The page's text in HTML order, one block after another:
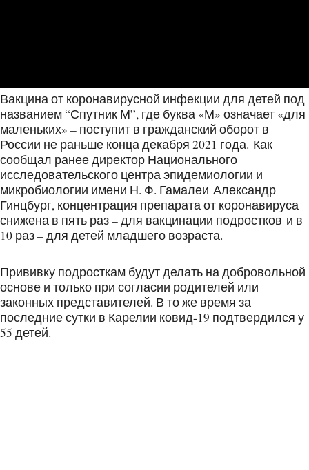
Вакцина от коронавирусной инфекции для детей под
названием “Спутник М”, где буква «М» означает «для
маленьких» – поступит в гражданский оборот в
России не раньше конца декабря 2021 года. Как
сообщал ранее директор Национального
исследовательского центра эпидемиологии и
микробиологии имени Н. Ф. Гамалеи Александр
Гинцбург, концентрация препарата от коронавируса
снижена в пять раз – для вакцинации подростков и в
10 раз – для детей младшего возраста.
Прививку подросткам будут делать на добровольной
основе и только при согласии родителей или
законных представителей. В то же время за
последние сутки в Карелии ковид-19 подтвердился у
55 детей.